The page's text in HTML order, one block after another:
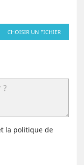
CHOISIR UN FICHIER
la politique de